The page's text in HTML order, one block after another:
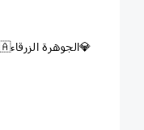
من شوارع مدينة شفشاون المغربية🇲🇦الجوهرة الزرقاء💎